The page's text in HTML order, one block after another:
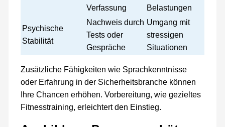
Verfassung
Belastungen
Psychische
Stabilität
Nachweis durch
Tests oder
Gespräche
Umgang mit
stressigen
Situationen
Zusätzliche Fähigkeiten wie Sprachkenntnisse
oder Erfahrung in der Sicherheitsbranche können
Ihre Chancen erhöhen. Vorbereitung, wie gezieltes
Fitnesstraining, erleichtert den Einstieg.